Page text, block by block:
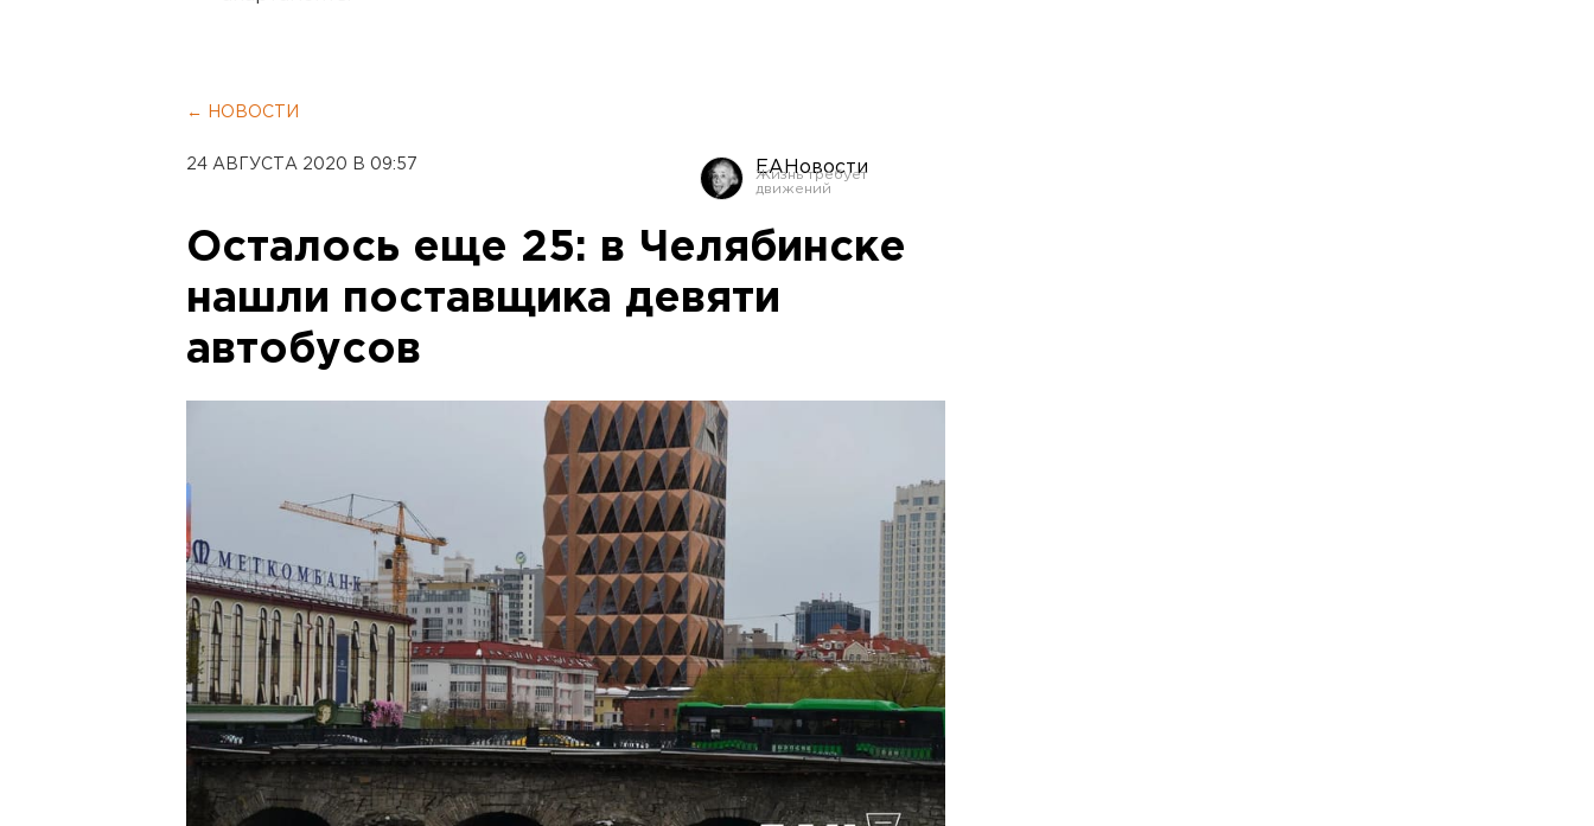
← НОВОСТИ
24 АВГУСТА 2020 В 09:57 ЕАНовости
Осталось еще 25: в Челябинске
нашли поставщика девяти
автобусов